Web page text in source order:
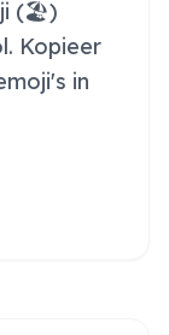
(🏖️)
Kopieer
in